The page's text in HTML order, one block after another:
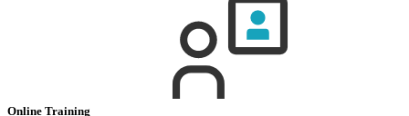
Online Training